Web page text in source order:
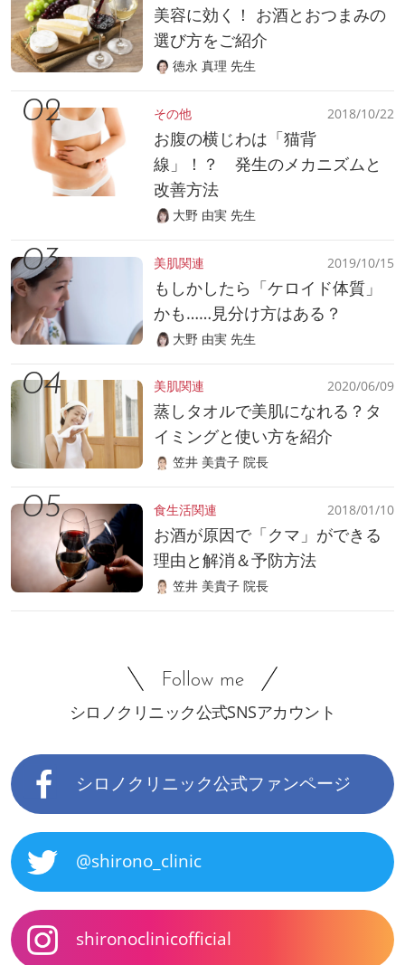
美容に効く！ お酒とおつまみの
選び方をご紹介
徳永 真理 先生
その他 2018/10/22
お腹の横じわは「猫背
線」！？ 発生のメカニズムと
改善方法
大野 由実 先生
美肌関連 2019/10/15
もしかしたら「ケロイド体質」
かも……見分け方はある？
大野 由実 先生
美肌関連 2020/06/09
蒸しタオルで美肌になれる？タ
イミングと使い方を紹介
笠井 美貴子 院長
食生活関連 2018/01/10
お酒が原因で「クマ」ができる
理由と解消＆予防方法
笠井 美貴子 院長
Follow me
シロノクリニック公式SNSアカウント
シロノクリニック公式ファンページ
@shirono_clinic
shironoclinicofficial